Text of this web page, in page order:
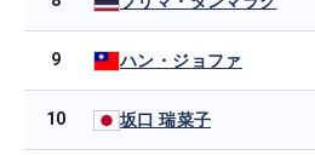
9 ハン・ジョファ
10 坂口 瑞菜子